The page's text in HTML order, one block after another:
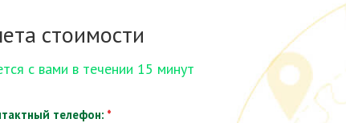
стоимости
с вами в течении 15 минут
телефон: *